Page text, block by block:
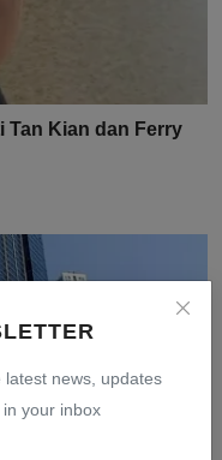
news, updates
your inbox
Tan Kian dan Ferry